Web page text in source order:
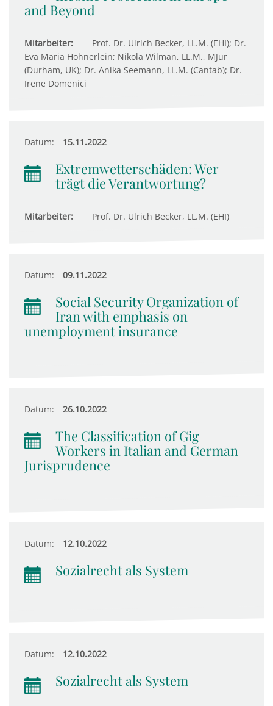
and Beyond
Mitarbeiter:
Prof. Dr. Ulrich Becker, LL.M. (EHI); Dr.
Eva Maria Hohnerlein; Nikola Wilman, LL.M., MJur
(Durham, UK); Dr. Anika Seemann, LL.M. (Cantab); Dr.
Irene Domenici
Datum: 15.11.2022
Extremwetterschäden: Wer
trägt die Verantwortung?
Mitarbeiter: Prof. Dr. Ulrich Becker, LL.M. (EHI)
Datum: 09.11.2022
Social Security Organization of
Iran with emphasis on
unemployment insurance
Datum: 26.10.2022
The Classification of Gig
Workers in Italian and German
Jurisprudence
Datum: 12.10.2022
Sozialrecht als System
Datum: 12.10.2022
Sozialrecht als System